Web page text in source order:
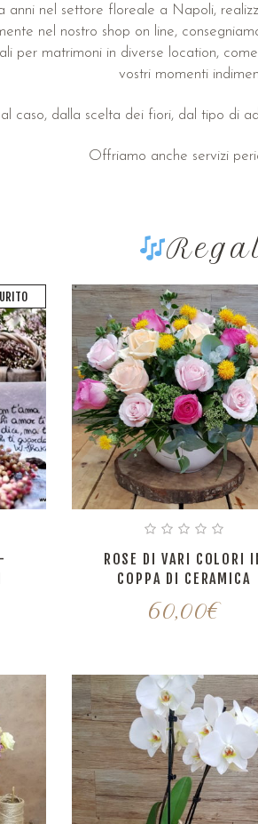
anni nel settore floreale a Napoli,
nel nostro shop on line,
per matrimoni in diverse location,
vostri momenti
caso, dalla scelta dei fiori, dal tipo di
Offriamo anche servizi
ROSE DI VARI COLORI
COPPA DI CERAMICA
60,00€